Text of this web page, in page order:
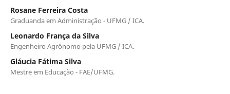
Rosane Ferreira Costa
Graduanda em Administração - UFMG / ICA.
Leonardo França da Silva
Engenheiro Agrônomo pela UFMG / ICA.
Gláucia Fátima Silva
Mestre em Educação - FAE/UFMG.